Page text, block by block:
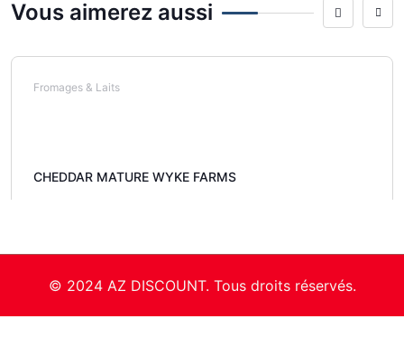
Vous aimerez aussi
Fromages & Laits
CHEDDAR MATURE WYKE FARMS
© 2024 AZ DISCOUNT. Tous droits réservés.